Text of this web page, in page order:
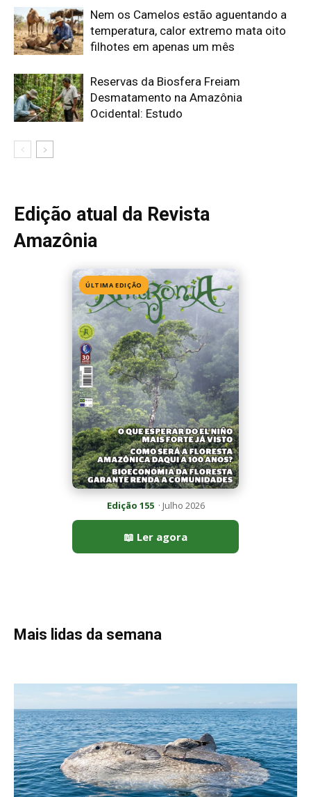
Nem os Camelos estão aguentando a
temperatura, calor extremo mata oito
filhotes em apenas um mês
Reservas da Biosfera Freiam
Desmatamento na Amazônia
Ocidental: Estudo
Edição atual da Revista
Amazônia
ÚLTIMA EDIÇÃO
Edição 155· Julho 2026
📖 Ler agora
Mais lidas da semana